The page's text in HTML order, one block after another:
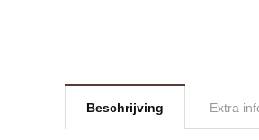
Beschrijving Extra